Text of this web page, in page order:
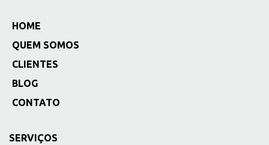
HOME
QUEM SOMOS
CLIENTES
BLOG
CONTATO
SERVIÇOS